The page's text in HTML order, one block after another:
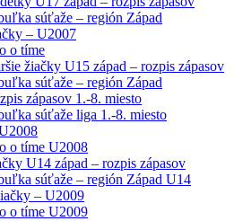
súťaže – región Západ
– U2007
o tíme
žiačky U15 západ – rozpis zápasov
súťaže – región Západ
zápasov 1.-8. miesto
súťaže liga 1.-8. miesto
o tíme U2008
U14 západ – rozpis zápasov
súťaže – región Západ U14
– U2009
o tíme U2009